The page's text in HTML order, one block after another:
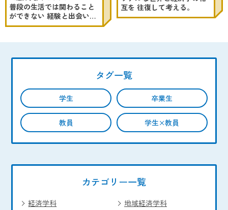
普段の生活では関わること
ができない 経験と出会いが
詰まった4日間
互を 往復して考える。
タグ一覧
学生 卒業生
教員 学生×教員
カテゴリー一覧
経済学科
地域経済学科